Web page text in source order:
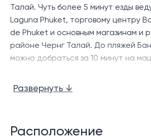
Талай. Чуть более 5 минут езды
Laguna Phuket, торговому центру
de Phuket и основным магазинам и
районе Чернг Талай. До пляжей
можно добраться за 10 минут на
таких как Lotus's и Makro, можно
Развернуть ↓
Расположение